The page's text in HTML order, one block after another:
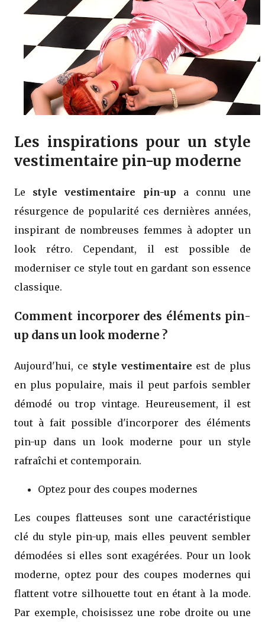
Les inspirations pour un style
vestimentaire pin-up moderne
Le style vestimentaire pin-up a connu une
résurgence de popularité ces dernières années,
inspirant de nombreuses femmes à adopter un
look rétro. Cependant, il est possible de
moderniser ce style tout en gardant son essence
classique.
Comment incorporer des éléments pin-
up dans un look moderne ?
Aujourd'hui, ce style vestimentaire est de plus
en plus populaire, mais il peut parfois sembler
démodé ou trop vintage. Heureusement, il est
tout à fait possible d'incorporer des éléments
pin-up dans un look moderne pour un style
rafraîchi et contemporain.
Optez pour des coupes modernes
Les coupes flatteuses sont une caractéristique
clé du style pin-up, mais elles peuvent sembler
démodées si elles sont exagérées. Pour un look
moderne, optez pour des coupes modernes qui
flattent votre silhouette tout en étant à la mode.
Par exemple, choisissez une robe droite ou une